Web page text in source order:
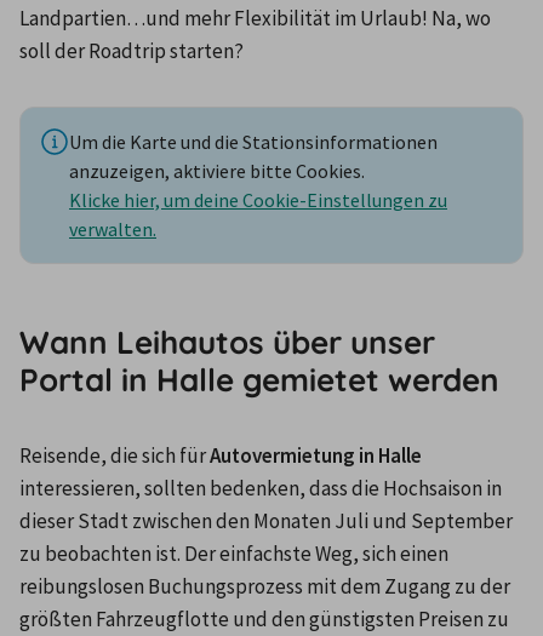
Landpartien…und mehr Flexibilität im Urlaub! Na, wo
soll der Roadtrip starten?
Um die Karte und die Stationsinformationen
anzuzeigen, aktiviere bitte Cookies.
Klicke hier, um deine Cookie-Einstellungen zu
verwalten.
Wann Leihautos über unser
Portal in Halle gemietet werden
Reisende, die sich für Autovermietung in Halle
interessieren, sollten bedenken, dass die Hochsaison in
dieser Stadt zwischen den Monaten Juli und September
zu beobachten ist. Der einfachste Weg, sich einen
reibungslosen Buchungsprozess mit dem Zugang zu der
größten Fahrzeugflotte und den günstigsten Preisen zu